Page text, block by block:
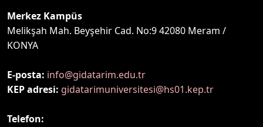
Merkez Kampüs
Melikşah Mah. Beyşehir Cad. No:9 42080 Meram /
KONYA
E-posta: info@gidatarim.edu.tr
KEP adresi: gidatarimuniversitesi@hs01.kep.tr
Telefon: